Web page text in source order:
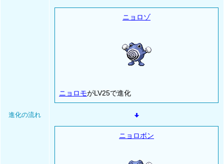
進化の流れ
ニョロゾ
ニョロモがLV25で進化
ニョロボン